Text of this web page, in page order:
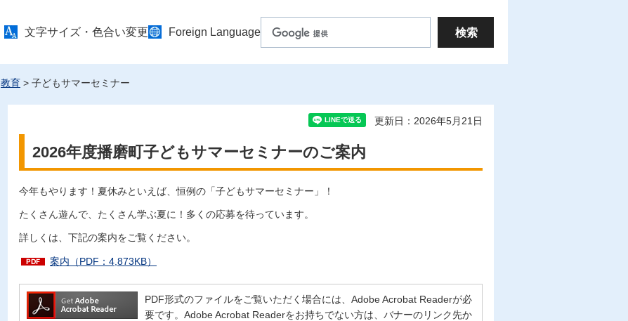
文字サイズ・色合い変更 Foreign Language
教育 > 子どもサマーセミナー
更新日：2026年5月21日
2026年度播磨町子どもサマーセミナーのご案内
今年もやります！夏休みといえば、恒例の「子どもサマーセミナー」！
たくさん遊んで、たくさん学ぶ夏に！多くの応募を待っています。
詳しくは、下記の案内をご覧ください。
案内（PDF：4,873KB）
PDF形式のファイルをご覧いただく場合には、Adobe Acrobat Readerが必
要です。Adobe Acrobat Readerをお持ちでない方は、バナーのリンク先か